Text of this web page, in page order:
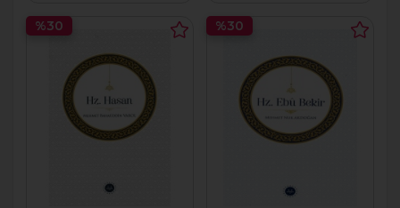
%30 %30